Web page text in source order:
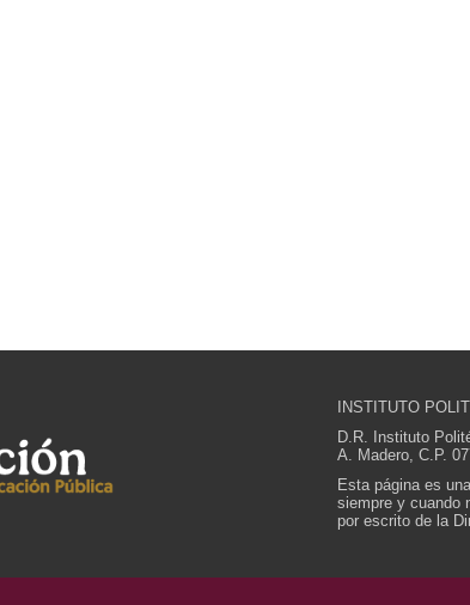
INSTITUTO
D.R. Instituto
A. Madero, C.P.
Esta página es
siempre y cuando
por escrito de la